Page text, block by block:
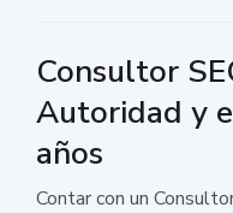
Consultor
Autoridad y
años
Contar con un